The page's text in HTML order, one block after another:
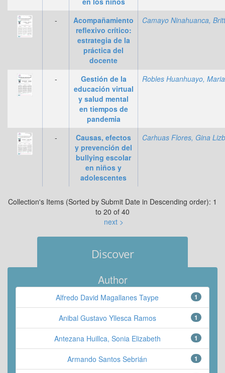
-
Acompañamiento
reflexivo crítico:
estrategia de la
práctica del
docente
-
Gestión de la
educación virtual
y salud mental
en tiempos de
pandemia
-
Causas, efectos
y prevención del
bullying escolar
en niños y
adolescentes
Collection's Items (Sorted by Submit Date in Descending order): 1
to 20 of 40
next >
Discover
Author
1
Alfredo David Magallanes Taype
1
Anibal Gustavo Yllesca Ramos
1
Antezana Huillca, Sonia Elizabeth
1
Armando Santos Sebrián